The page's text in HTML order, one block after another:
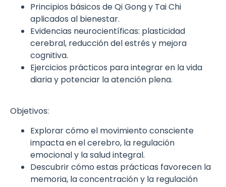
Principios básicos de Qi Gong y Tai Chi
aplicados al bienestar.
Evidencias neurocientíficas: plasticidad
cerebral, reducción del estrés y mejora
cognitiva.
Ejercicios prácticos para integrar en la vida
diaria y potenciar la atención plena.
Objetivos:
Explorar cómo el movimiento consciente
impacta en el cerebro, la regulación
emocional y la salud integral.
Descubrir cómo estas prácticas favorecen la
memoria, la concentración y la regulación